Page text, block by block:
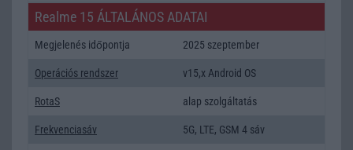
Realme 15 ÁLTALÁNOS ADATAI
Megjelenés időpontja 2025 szeptember
Operációs rendszer v15,x Android OS
RotaS alap szolgáltatás
Frekvenciasáv 5G, LTE, GSM 4 sáv